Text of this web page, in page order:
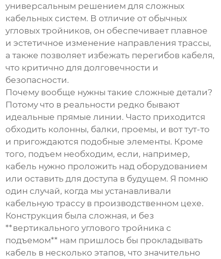
универсальным решением для сложных
кабельных систем. В отличие от обычных
угловых тройников, он обеспечивает плавное
и эстетичное изменение направления трассы,
а также позволяет избежать перегибов кабеля,
что критично для долговечности и
безопасности.
Почему вообще нужны такие сложные детали?
Потому что в реальности редко бывают
идеальные прямые линии. Часто приходится
обходить колонны, балки, проемы, и вот тут-то
и пригождаются подобные элементы. Кроме
того, подъем необходим, если, например,
кабель нужно проложить над оборудованием
или оставить для доступа в будущем. Я помню
один случай, когда мы устанавливали
кабельную трассу в производственном цехе.
Конструкция была сложная, и без
**вертикального углового тройника с
подъемом** нам пришлось бы прокладывать
кабель в несколько этапов, что значительно